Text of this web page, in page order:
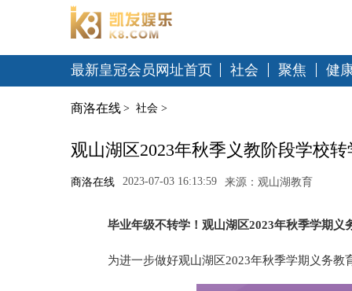
最新皇冠会员网址首页 社会 聚焦 健
商洛在线 > 社会 >
观山湖区2023年秋季义教阶段学校
商洛在线 2023-07-03 16:13:59 来源：观山湖教育
毕业年级不转学！观山湖区2023年秋季学期义
为进一步做好观山湖区2023年秋季学期义务